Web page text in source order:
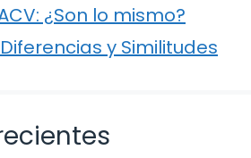
¿Son lo mismo?
y Similitudes